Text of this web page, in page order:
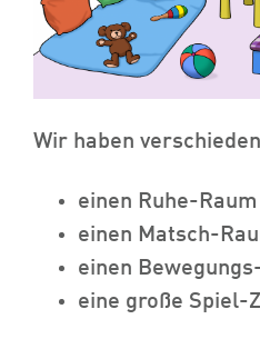
Wir haben
einen Ruhe-Raum
einen Matsch-
einen
eine große Spiel-